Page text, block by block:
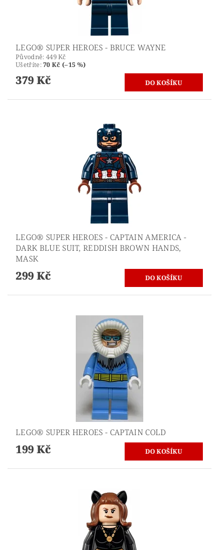
LEGO® SUPER HEROES - BRUCE WAYNE
Původně: 449 Kč
Ušetříte:70 Kč (–15 %)
379 Kč
LEGO® SUPER HEROES - CAPTAIN AMERICA -
DARK BLUE SUIT, REDDISH BROWN HANDS,
MASK
299 Kč
LEGO® SUPER HEROES - CAPTAIN COLD
199 Kč